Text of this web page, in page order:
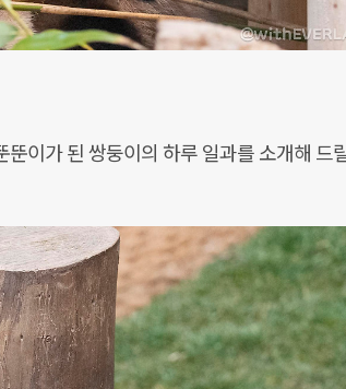
이가 된 쌍둥이의 하루 일과를 소개해 드